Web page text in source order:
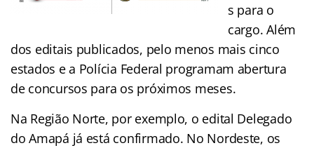
s para o
cargo. Além
dos editais publicados, pelo menos mais cinco
estados e a Polícia Federal programam abertura
de concursos para os próximos meses.
Na Região Norte, por exemplo, o edital Delegado
do Amapá já está confirmado. No Nordeste, os